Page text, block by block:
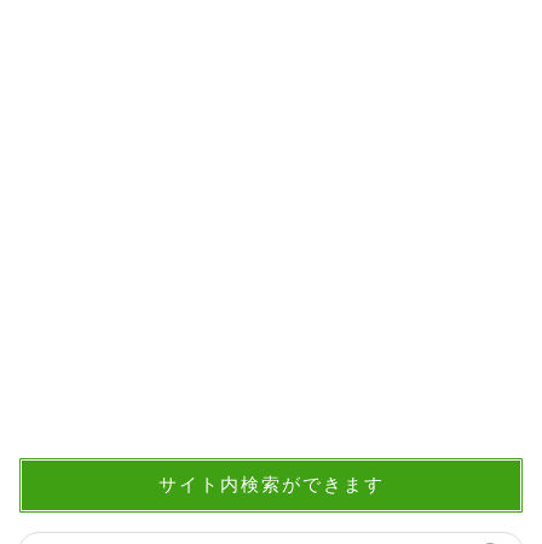
サイト内検索ができます